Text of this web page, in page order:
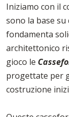
Iniziamo con il
sono la base
fondamenta
architettonico
gioco le
progettate per
costruzione